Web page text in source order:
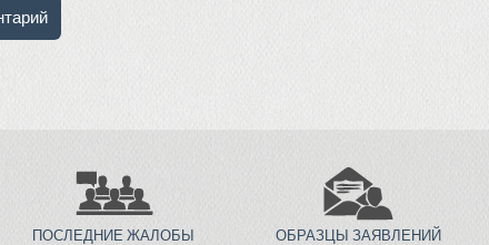
ПОСЛЕДНИЕ ЖАЛОБЫ ОБРАЗЦЫ ЗАЯВЛЕНИЙ